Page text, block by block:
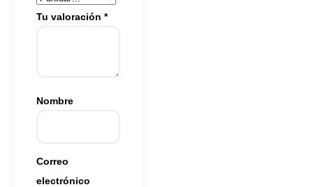
Tu valoración *
Nombre
Correo
electrónico